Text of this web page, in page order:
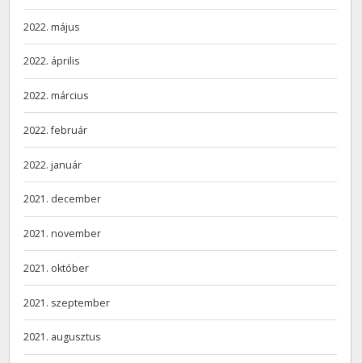
2022. május
2022. április
2022. március
2022. február
2022. január
2021. december
2021. november
2021. október
2021. szeptember
2021. augusztus